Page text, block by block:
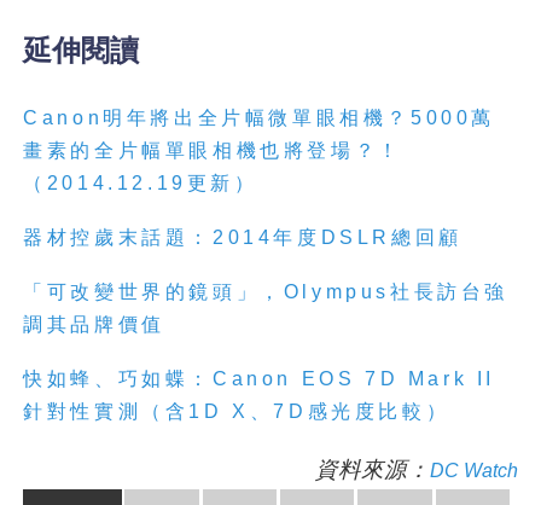
延伸閱讀
Canon明年將出全片幅微單眼相機？5000萬
畫素的全片幅單眼相機也將登場？！
（2014.12.19更新）
器材控歲末話題：2014年度DSLR總回顧
「可改變世界的鏡頭」，Olympus社長訪台強
調其品牌價值
快如蜂、巧如蝶：Canon EOS 7D Mark II
針對性實測（含1D X、7D感光度比較）
資料來源： DC Watch